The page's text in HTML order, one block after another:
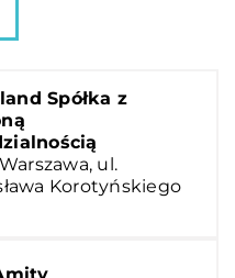
Spółka z
ul.
Korotyńskiego